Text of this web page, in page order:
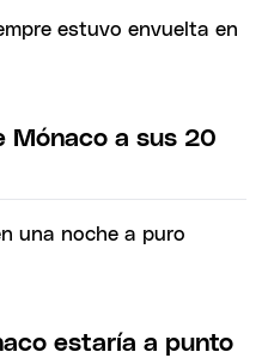
Mónaco a sus 20
estaría a punto